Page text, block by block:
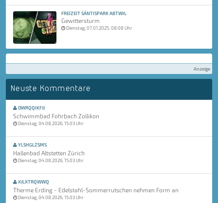
FREIZEIT SÄNTISPARK ABTWIL
Gewittersturm
Dienstag, 07.01.2025, 08:08 Uhr
Anzeige
Neuste Kommentare
OWRQQIKFJJ
Schwimmbad Fohrbach Zollikon
Dienstag, 04.08.2026, 15:03 Uhr
YLSHGLZSMS
Hallenbad Altstetten Zürich
Dienstag, 04.08.2026, 15:03 Uhr
XJLXTRQWWQ
Therme Erding - Edelstahl-Sommerrutschen nehmen Form an
Dienstag, 04.08.2026, 15:03 Uhr